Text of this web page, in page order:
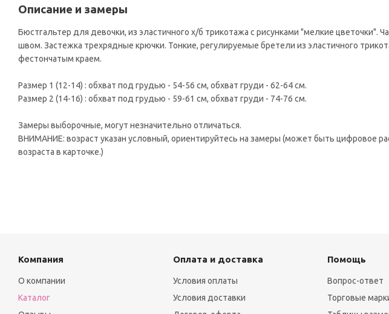
Описание и замеры
Бюстгальтер для девочки, из эластичного х/б трикотажа с рисунками "мелкие цветочки".
швом. Застежка трехрядные крючки. Тонкие, регулируемые бретели из эластичного
фестончатым краем.
Размер 1 (12-14) : обхват под грудью - 54-56 см, обхват груди - 62-64 см.
Размер 2 (14-16) : обхват под грудью - 59-61 см, обхват груди - 74-76 см.
Замеры выборочные, могут незначительно отличаться.
ВНИМАНИЕ: возраст указан условный, ориентируйтесь на замеры (может быть цифровое
возраста в карточке.)
Компания
О компании
Каталог
Оплата и доставка
Условия оплаты
Условия доставки
Помощь
Вопрос-ответ
Торговые